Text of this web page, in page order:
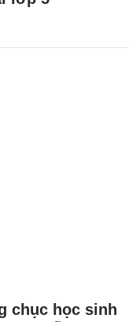
chục học sinh